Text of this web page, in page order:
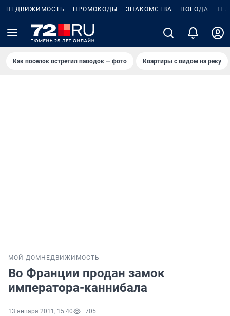
НЕДВИЖИМОСТЬ ПРОМОКОДЫ ЗНАКОМСТВА ПОГОДА
Как поселок встретил паводок — фото Квартиры с видом на реку
МОЙ ДОМ НЕДВИЖИМОСТЬ
Во Франции продан замок
императора-каннибала
13 января 2011, 15:40 705